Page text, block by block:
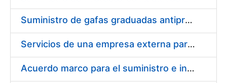
Suministro de gafas graduadas antiproyecciones para los trabajadores de la FNMT-RCM en los centros de trabajo de Madrid y Burgos
Servicios de una empresa externa para el asesoramiento y resolución de los recursos de alzada que se presentan relacionados con procesos de selección para la FNMT-RCM
Acuerdo marco para el suministro e instalación de persianas, estores y otros complementos